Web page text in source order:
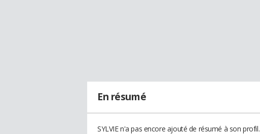
En résumé
SYLVIE n'a pas encore ajouté de résumé à son profil.